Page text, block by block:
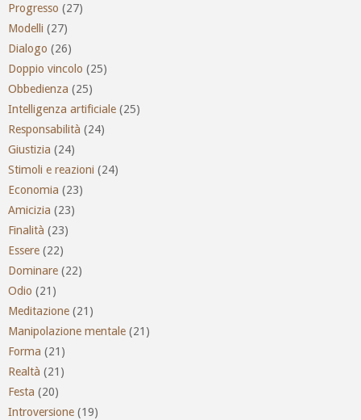
Progresso (27)
Modelli (27)
Dialogo (26)
Doppio vincolo (25)
Obbedienza (25)
Intelligenza artificiale (25)
Responsabilità (24)
Giustizia (24)
Stimoli e reazioni (24)
Economia (23)
Amicizia (23)
Finalità (23)
Essere (22)
Dominare (22)
Odio (21)
Meditazione (21)
Manipolazione mentale (21)
Forma (21)
Realtà (21)
Festa (20)
Introversione (19)